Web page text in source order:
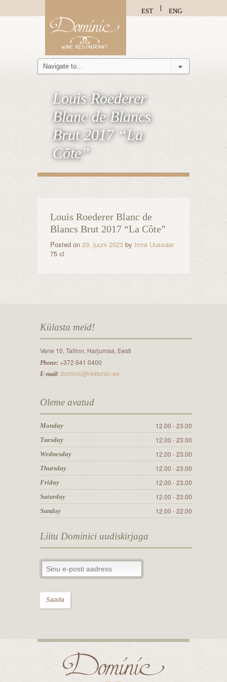
ENG
EST
Louis Roederer
Blanc de Blancs
Brut 2017 “La
Côte”
Louis Roederer Blanc de
Blancs Brut 2017 “La Côte”
Posted on 29. juuni 2023 by Imre Uussaar
75 cl
Külasta meid!
Vene 10, Tallinn, Harjumaa, Eesti
Phone: +372 641 0400
E-mail: dominic@restoran.ee
Oleme avatud
Monday 12.00 - 23.00
Tuesday 12.00 - 23.00
Wednesday 12.00 - 23.00
Thursday 12.00 - 23.00
Friday 12.00 - 23.00
Saturday 12.00 - 23.00
Sunday 12.00 - 22.00
Liitu Dominici uudiskirjaga